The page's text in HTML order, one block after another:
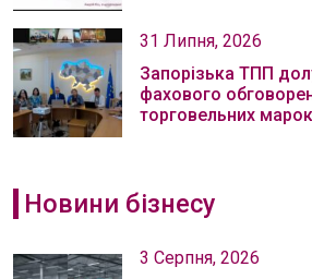
31 Липня, 2026
Запорізька ТПП
фахового
торговельних марок
Новини бізнесу
3 Серпня, 2026